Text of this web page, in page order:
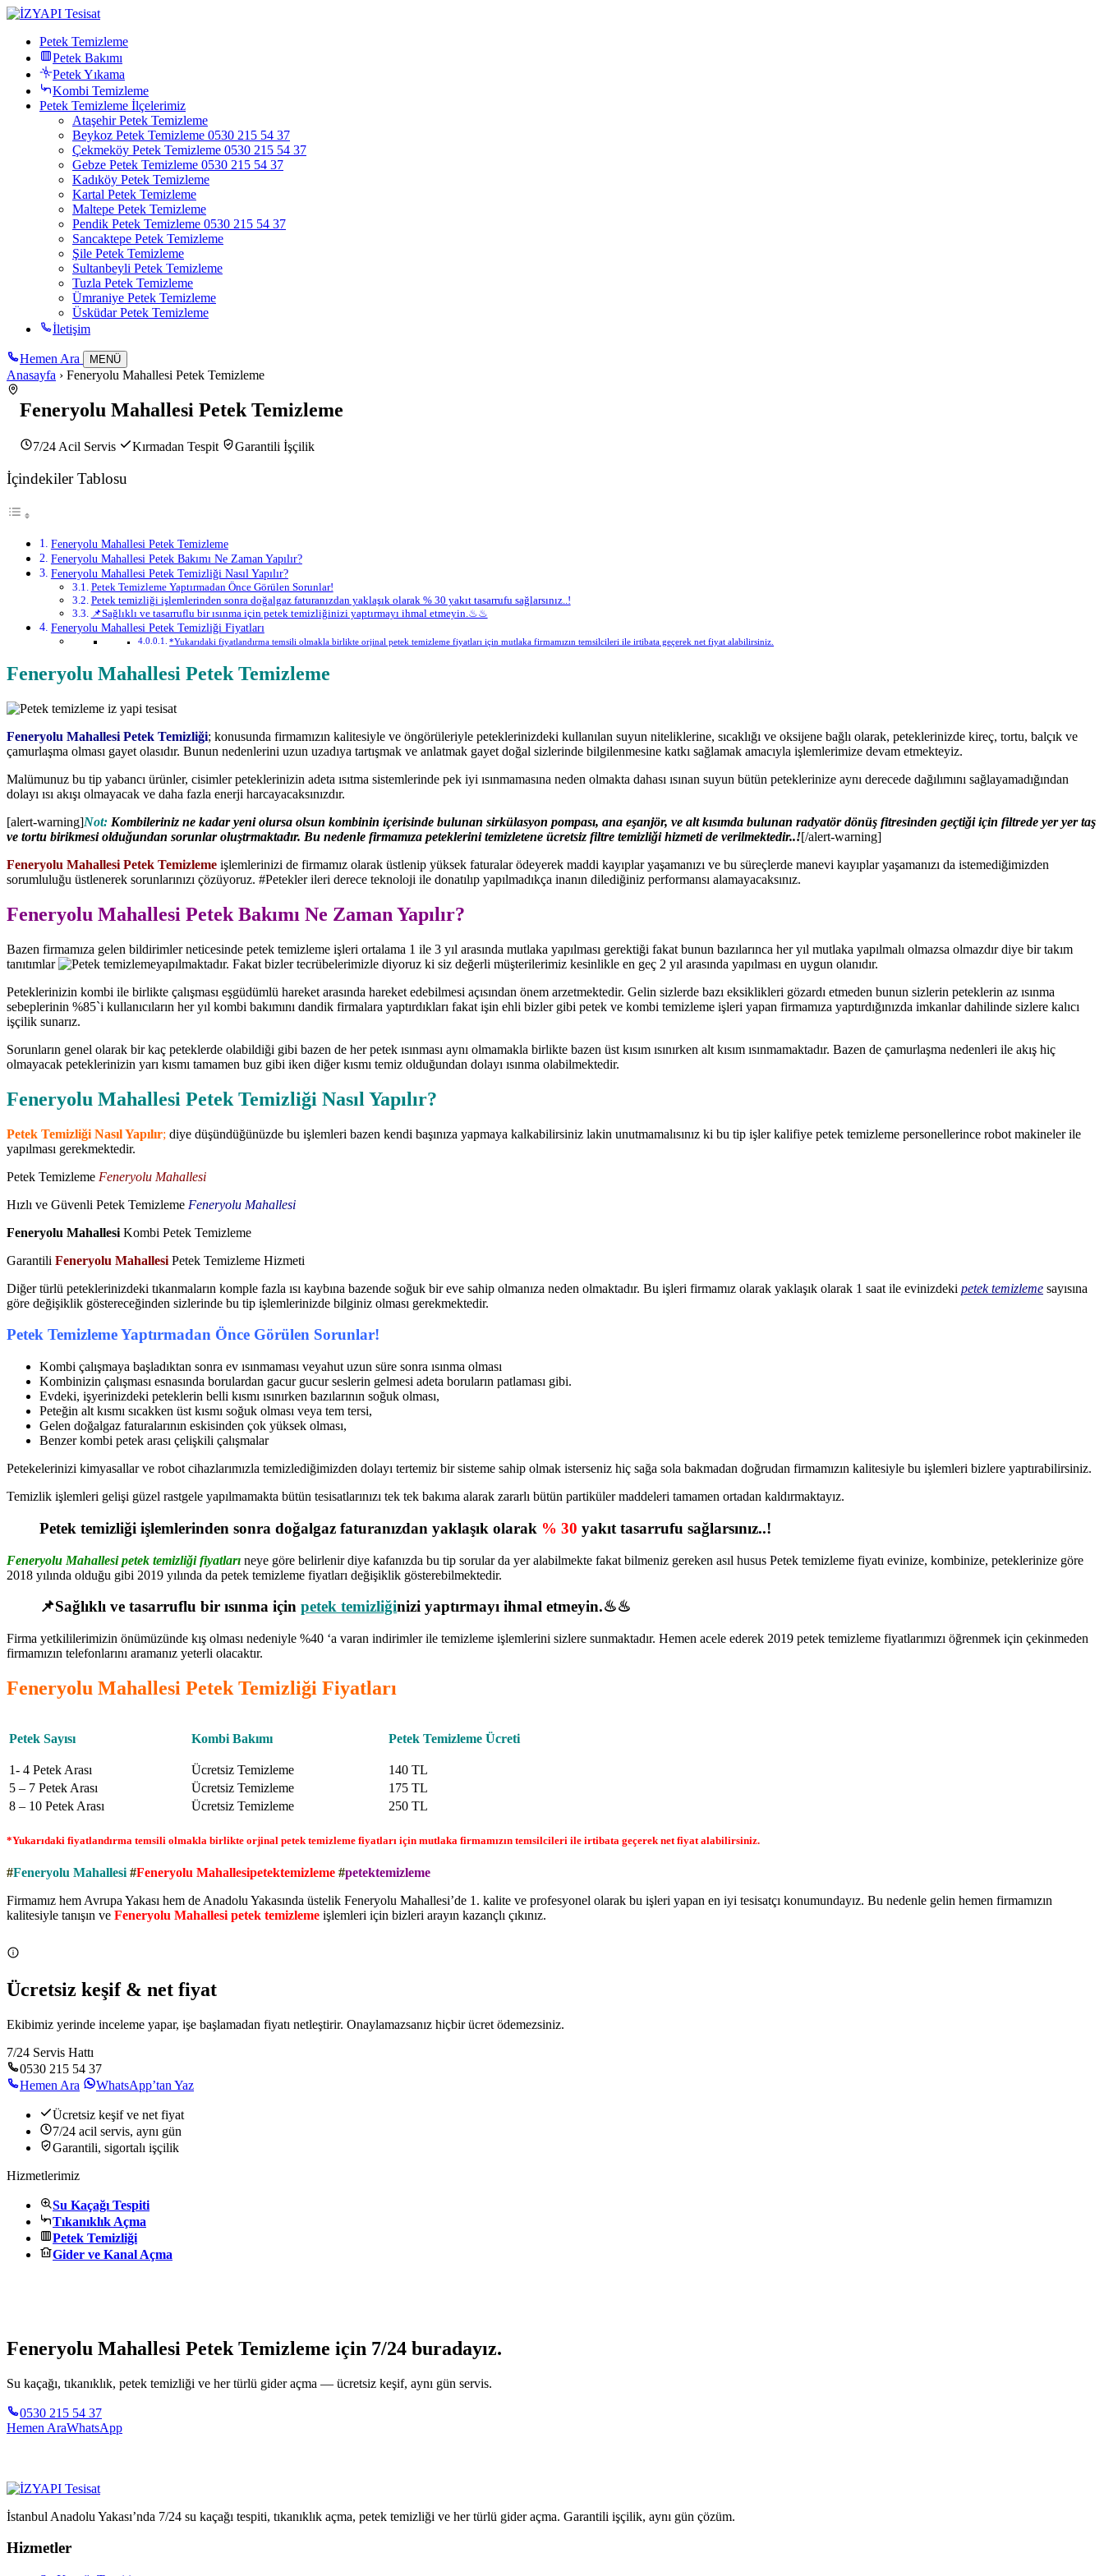
Petek Temizleme
Petek Bakımı
Petek Yıkama
Kombi Temizleme
Petek Temizleme İlçelerimiz
Ataşehir Petek Temizleme
Beykoz Petek Temizleme 0530 215 54 37
Çekmeköy Petek Temizleme 0530 215 54 37
Gebze Petek Temizleme 0530 215 54 37
Kadıköy Petek Temizleme
Kartal Petek Temizleme
Maltepe Petek Temizleme
Pendik Petek Temizleme 0530 215 54 37
Sancaktepe Petek Temizleme
Şile Petek Temizleme
Sultanbeyli Petek Temizleme
Tuzla Petek Temizleme
Ümraniye Petek Temizleme
Üsküdar Petek Temizleme
İletişim
Hemen Ara MENÜ
Anasayfa › Feneryolu Mahallesi Petek Temizleme
Feneryolu Mahallesi Petek Temizleme
7/24 Acil Servis Kırmadan Tespit Garantili İşçilik
İçindekiler Tablosu
Feneryolu Mahallesi Petek Temizleme
Feneryolu Mahallesi Petek Bakımı Ne Zaman Yapılır?
Feneryolu Mahallesi Petek Temizliği Nasıl Yapılır?
Petek Temizleme Yaptırmadan Önce Görülen Sorunlar!
Petek temizliği işlemlerinden sonra doğalgaz faturanızdan yaklaşık olarak % 30 yakıt tasarrufu sağlarsınız..!
📌Sağlıklı ve tasarruflu bir ısınma için petek temizliğinizi yaptırmayı ihmal etmeyin.♨♨
Feneryolu Mahallesi Petek Temizliği Fiyatları
*Yukarıdaki fiyatlandırma temsili olmakla birlikte orjinal petek temizleme fiyatları için mutlaka firmamızın temsilcileri ile irtibata geçerek net fiyat alabilirsiniz.
Feneryolu Mahallesi Petek Temizleme
Feneryolu Mahallesi Petek Temizliği; konusunda firmamızın kalitesiyle ve öngörüleriyle peteklerinizdeki kullanılan suyun niteliklerine, sıcaklığı ve oksijene bağlı olarak, peteklerinizde kireç, tortu, balçık ve
çamurlaşma olması gayet olasıdır. Bunun nedenlerini uzun uzadıya tartışmak ve anlatmak gayet doğal sizlerinde bilgilenmesine katkı sağlamak amacıyla işlemlerimize devam etmekteyiz.
Malümunuz bu tip yabancı ürünler, cisimler peteklerinizin adeta ısıtma sistemlerinde pek iyi ısınmamasına neden olmakta dahası ısınan suyun bütün peteklerinize aynı derecede dağılımını sağlayamadığından
dolayı ısı akışı olmayacak ve daha fazla enerji harcayacaksınızdır.
[alert-warning]Not: Kombileriniz ne kadar yeni olursa olsun kombinin içerisinde bulunan sirkülasyon pompası, ana eşanjör, ve alt kısımda bulunan radyatör dönüş fitresinden geçtiği için filtrede yer yer taş
ve tortu birikmesi olduğundan sorunlar oluştrmaktadır. Bu nedenle firmamıza peteklerini temizletene ücretsiz filtre temizliği hizmeti de verilmektedir..![/alert-warning]
Feneryolu Mahallesi Petek Temizleme işlemlerinizi de firmamız olarak üstlenip yüksek faturalar ödeyerek maddi kayıplar yaşamanızı ve bu süreçlerde manevi kayıplar yaşamanızı da istemediğimizden
sorumluluğu üstlenerek sorunlarınızı çözüyoruz. #Petekler ileri derece teknoloji ile donatılıp yapılmadıkça inanın dilediğiniz performansı alamayacaksınız.
Feneryolu Mahallesi Petek Bakımı Ne Zaman Yapılır?
Bazen firmamıza gelen bildirimler neticesinde petek temizleme işleri ortalama 1 ile 3 yıl arasında mutlaka yapılması gerektiği fakat bunun bazılarınca her yıl mutlaka yapılmalı olmazsa olmazdır diye bir takım
tanıtımlar
yapılmaktadır. Fakat bizler tecrübelerimizle diyoruz ki siz değerli müşterilerimiz kesinlikle en geç 2 yıl arasında yapılması en uygun olanıdır.
Peteklerinizin kombi ile birlikte çalışması eşgüdümlü hareket arasında hareket edebilmesi açısından önem arzetmektedir. Gelin sizlerde bazı eksiklikleri gözardı etmeden bunun sizlerin peteklerin az ısınma
sebeplerinin %85`i kullanıcıların her yıl kombi bakımını dandik firmalara yaptırdıkları fakat işin ehli bizler gibi petek ve kombi temizleme işleri yapan firmamıza yaptırdığınızda imkanlar dahilinde sizlere kalıcı
işçilik sunarız.
Sorunların genel olarak bir kaç peteklerde olabildiği gibi bazen de her petek ısınması aynı olmamakla birlikte bazen üst kısım ısınırken alt kısım ısınmamaktadır. Bazen de çamurlaşma nedenleri ile akış hiç
olmayacak peteklerinizin yarı kısmı tamamen buz gibi iken diğer kısmı temiz olduğundan dolayı ısınma olabilmektedir.
Feneryolu Mahallesi Petek Temizliği Nasıl Yapılır?
Petek Temizliği Nasıl Yapılır; diye düşündüğünüzde bu işlemleri bazen kendi başınıza yapmaya kalkabilirsiniz lakin unutmamalısınız ki bu tip işler kalifiye petek temizleme personellerince robot makineler ile
yapılması gerekmektedir.
Petek Temizleme Feneryolu Mahallesi
Hızlı ve Güvenli Petek Temizleme Feneryolu Mahallesi
Feneryolu Mahallesi Kombi Petek Temizleme
Garantili Feneryolu Mahallesi Petek Temizleme Hizmeti
Diğer türlü peteklerinizdeki tıkanmaların komple fazla ısı kaybına bazende soğuk bir eve sahip olmanıza neden olmaktadır. Bu işleri firmamız olarak yaklaşık olarak 1 saat ile evinizdeki petek temizleme sayısına
göre değişiklik göstereceğinden sizlerinde bu tip işlemlerinizde bilginiz olması gerekmektedir.
Petek Temizleme Yaptırmadan Önce Görülen Sorunlar!
Kombi çalışmaya başladıktan sonra ev ısınmaması veyahut uzun süre sonra ısınma olması
Kombinizin çalışması esnasında borulardan gacur gucur seslerin gelmesi adeta boruların patlaması gibi.
Evdeki, işyerinizdeki peteklerin belli kısmı ısınırken bazılarının soğuk olması,
Peteğin alt kısmı sıcakken üst kısmı soğuk olması veya tem tersi,
Gelen doğalgaz faturalarının eskisinden çok yüksek olması,
Benzer kombi petek arası çelişkili çalışmalar
Petekelerinizi kimyasallar ve robot cihazlarımızla temizlediğimizden dolayı tertemiz bir sisteme sahip olmak isterseniz hiç sağa sola bakmadan doğrudan firmamızın kalitesiyle bu işlemleri bizlere yaptırabilirsiniz.
Temizlik işlemleri gelişi güzel rastgele yapılmamakta bütün tesisatlarınızı tek tek bakıma alarak zararlı bütün partiküler maddeleri tamamen ortadan kaldırmaktayız.
Petek temizliği işlemlerinden sonra doğalgaz faturanızdan yaklaşık olarak % 30 yakıt tasarrufu sağlarsınız..!
Feneryolu Mahallesi petek temizliği fiyatları neye göre belirlenir diye kafanızda bu tip sorular da yer alabilmekte fakat bilmeniz gereken asıl husus Petek temizleme fiyatı evinize, kombinize, peteklerinize göre
2018 yılında olduğu gibi 2019 yılında da petek temizleme fiyatları değişiklik gösterebilmektedir.
📌Sağlıklı ve tasarruflu bir ısınma için petek temizliğinizi yaptırmayı ihmal etmeyin.♨♨
Firma yetkililerimizin önümüzünde kış olması nedeniyle %40 ‘a varan indirimler ile temizleme işlemlerini sizlere sunmaktadır. Hemen acele ederek 2019 petek temizleme fiyatlarımızı öğrenmek için çekinmeden
firmamızın telefonlarını aramanız yeterli olacaktır.
Feneryolu Mahallesi Petek Temizliği Fiyatları
Petek Sayısı Kombi Bakımı Petek Temizleme Ücreti
1- 4 Petek Arası Ücretsiz Temizleme
140 TL
5 – 7 Petek Arası
Ücretsiz Temizleme
175 TL
8 – 10 Petek Arası
Ücretsiz Temizleme 250 TL
*Yukarıdaki fiyatlandırma temsili olmakla birlikte orjinal petek temizleme fiyatları için mutlaka firmamızın temsilcileri ile irtibata geçerek net fiyat alabilirsiniz.
#Feneryolu Mahallesi #Feneryolu Mahallesipetektemizleme #petektemizleme
Firmamız hem Avrupa Yakası hem de Anadolu Yakasında üstelik Feneryolu Mahallesi’de 1. kalite ve profesyonel olarak bu işleri yapan en iyi tesisatçı konumundayız. Bu nedenle gelin hemen firmamızın
kalitesiyle tanışın ve Feneryolu Mahallesi petek temizleme işlemleri için bizleri arayın kazançlı çıkınız.
Ücretsiz keşif & net fiyat
Ekibimiz yerinde inceleme yapar, işe başlamadan fiyatı netleştirir. Onaylamazsanız hiçbir ücret ödemezsiniz.
7/24 Servis Hattı
0530 215 54 37
Hemen Ara
WhatsApp’tan Yaz
Ücretsiz keşif ve net fiyat
7/24 acil servis, aynı gün
Garantili, sigortalı işçilik
Hizmetlerimiz
Su Kaçağı Tespiti
Tıkanıklık Açma
Petek Temizliği
Gider ve Kanal Açma
Feneryolu Mahallesi Petek Temizleme için 7/24 buradayız.
Su kaçağı, tıkanıklık, petek temizliği ve her türlü gider açma — ücretsiz keşif, aynı gün servis.
0530 215 54 37
Hemen AraWhatsApp
İstanbul Anadolu Yakası’nda 7/24 su kaçağı tespiti, tıkanıklık açma, petek temizliği ve her türlü gider açma. Garantili işçilik, aynı gün çözüm.
Hizmetler